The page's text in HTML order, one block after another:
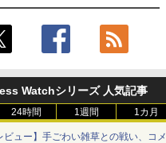
Watchシリーズ 人気記事
24時間 1週間 1カ月
ビュー】手ごわい雑草との戦い、コメ